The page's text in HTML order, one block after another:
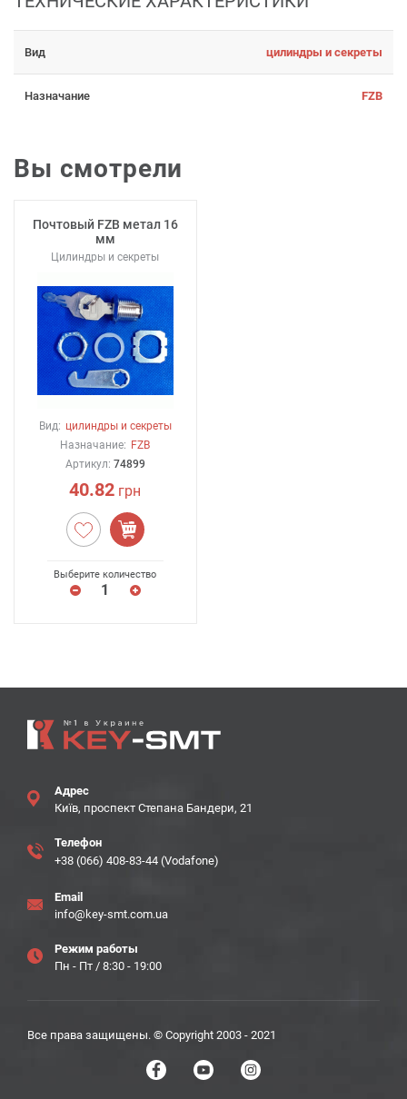
Вид цилиндры и секреты
Назначание FZB
Вы смотрели
Почтовый FZB метал 16
мм
Цилиндры и секреты
Вид: цилиндры и секреты
Назначание: FZB
Артикул: 74899
40.82 грн
Выберите количество
Адрес
Київ, проспект Степана Бандери, 21
Телефон
+38 (066) 408-83-44 (Vodafone)
Email
info@key-smt.com.ua
Режим работы
Пн - Пт / 8:30 - 19:00
Все права защищены. © Copyright 2003 - 2021